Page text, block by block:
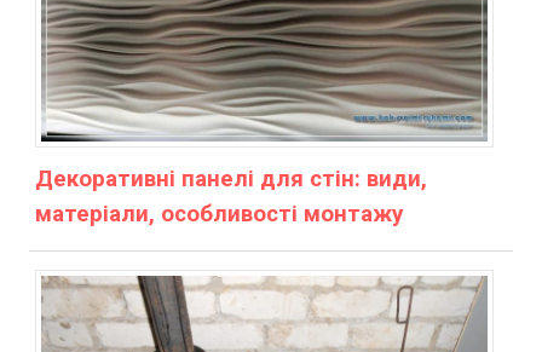
Декоративні панелі для стін: види,
матеріали, особливості монтажу